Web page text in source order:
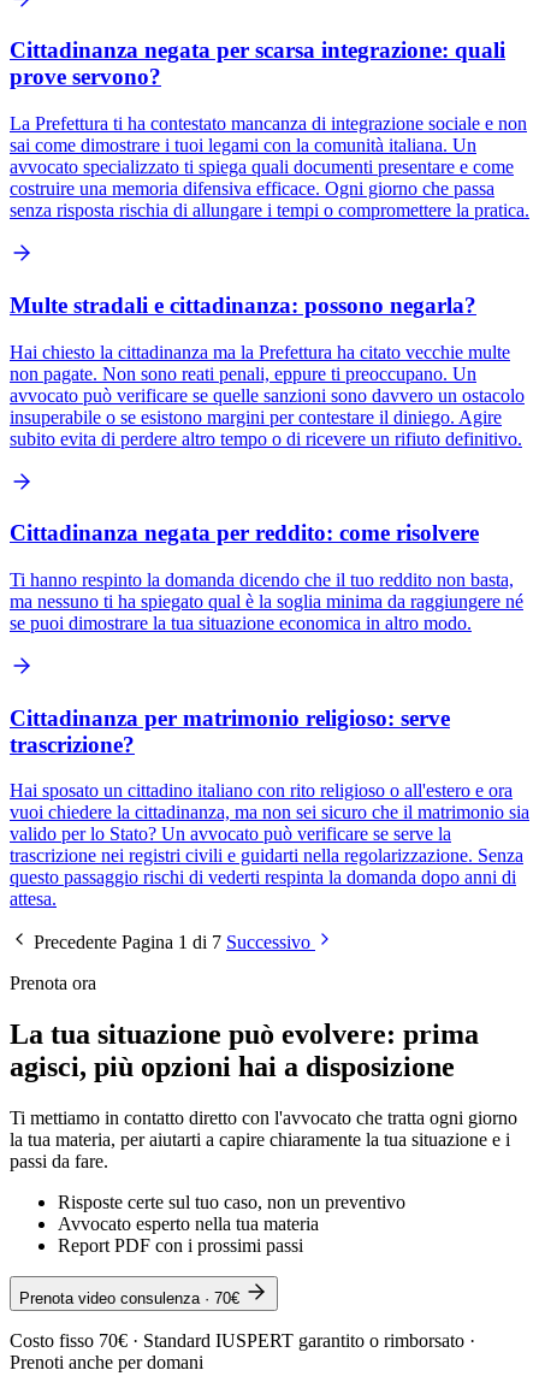
Cittadinanza negata per scarsa integrazione: quali
prove servono?
La Prefettura ti ha contestato mancanza di integrazione sociale e non
sai come dimostrare i tuoi legami con la comunità italiana. Un
avvocato specializzato ti spiega quali documenti presentare e come
costruire una memoria difensiva efficace. Ogni giorno che passa
senza risposta rischia di allungare i tempi o compromettere la pratica.
Multe stradali e cittadinanza: possono negarla?
Hai chiesto la cittadinanza ma la Prefettura ha citato vecchie multe
non pagate. Non sono reati penali, eppure ti preoccupano. Un
avvocato può verificare se quelle sanzioni sono davvero un ostacolo
insuperabile o se esistono margini per contestare il diniego. Agire
subito evita di perdere altro tempo o di ricevere un rifiuto definitivo.
Cittadinanza negata per reddito: come risolvere
Ti hanno respinto la domanda dicendo che il tuo reddito non basta,
ma nessuno ti ha spiegato qual è la soglia minima da raggiungere né
se puoi dimostrare la tua situazione economica in altro modo.
Cittadinanza per matrimonio religioso: serve
trascrizione?
Hai sposato un cittadino italiano con rito religioso o all'estero e ora
vuoi chiedere la cittadinanza, ma non sei sicuro che il matrimonio sia
valido per lo Stato? Un avvocato può verificare se serve la
trascrizione nei registri civili e guidarti nella regolarizzazione. Senza
questo passaggio rischi di vederti respinta la domanda dopo anni di
attesa.
Precedente Pagina 1 di 7 Successivo
Prenota ora
La tua situazione può evolvere: prima
agisci, più opzioni hai a disposizione
Ti mettiamo in contatto diretto con l'avvocato che tratta ogni giorno
la tua materia, per aiutarti a capire chiaramente la tua situazione e i
passi da fare.
Risposte certe sul tuo caso, non un preventivo
Avvocato esperto nella tua materia
Report PDF con i prossimi passi
Prenota video consulenza · 70€
Costo fisso 70€ · Standard IUSPERT garantito o rimborsato ·
Prenoti anche per domani